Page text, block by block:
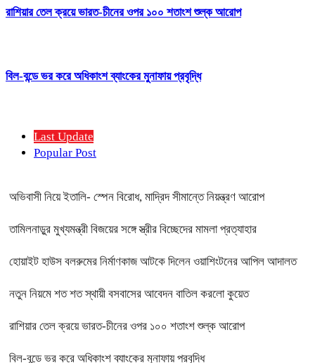
রাশিয়ার তেল ক্রয়ে ভারত-চীনের ওপর ১০০ শতাংশ শুল্ক আরোপ
বিল-বন্ডে ভর করে অধিকাংশ ব্যাংকের মুনাফায় প্রবৃদ্ধি
Last Update
Popular Post
অভিবাসী নিয়ে ইতালি- স্পেন বিরোধ, মাদ্রিদ সীমান্তে নিয়ন্ত্রণ আরোপ
তামিলনাড়ুর মুখ্যমন্ত্রী বিজয়ের সঙ্গে স্ত্রীর বিচ্ছেদের মামলা প্রত্যাহার
হোয়াইট হাউস বলরুমের নির্মাণকাজ আটকে দিলেন ওয়াশিংটনের আপিল আদালত
নতুন নিয়মে শত শত স্থায়ী বসবাসের আবেদন বাতিল করলো কুয়েত
রাশিয়ার তেল ক্রয়ে ভারত-চীনের ওপর ১০০ শতাংশ শুল্ক আরোপ
বিল-বন্ডে ভর করে অধিকাংশ ব্যাংকের মুনাফায় প্রবৃদ্ধি